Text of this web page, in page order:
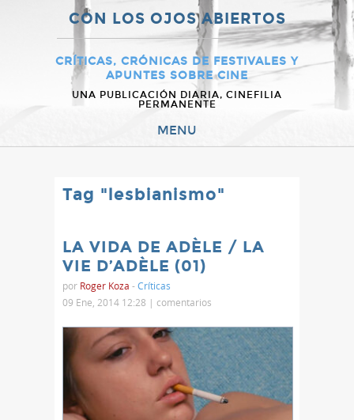
CON LOS OJOS ABIERTOS
CRÍTICAS, CRÓNICAS DE FESTIVALES Y
APUNTES SOBRE CINE
UNA PUBLICACIÓN DIARIA, CINEFILIA
PERMANENTE
MENU
Tag "lesbianismo"
LA VIDA DE ADÈLE / LA
VIE D’ADÈLE (01)
por Roger Koza -Críticas
09 Ene, 2014 12:28 | comentarios